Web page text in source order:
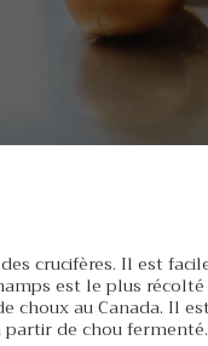
crucifères. Il est
est le plus récolté
choux au Canada. Il
de chou fermenté.